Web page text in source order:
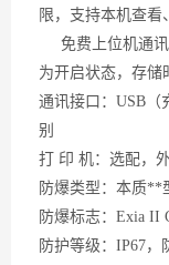
限，支持本机查看
免费上位机通讯
为开启状态，存储
通讯接口： USB（
别
打
印 机：选配，
防爆类型：本质**
防爆标志： Exia II
防护等级： IP67，